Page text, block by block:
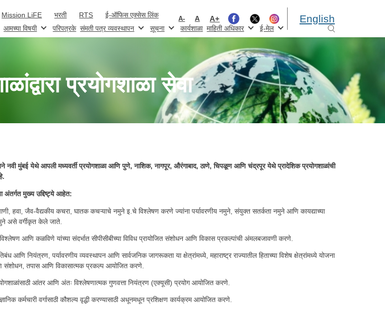
Mission LiFE भरती RTS ई-ऑफिस एक्सेस लिंक A- A A+ English
आमच्या विषयी परिपत्रके संमती पत्र व्यवस्थापन सूचना कार्यशाळा माहिती अधिकार ई-मेल
प्रयोगशाळा सेवा
नवी मुंबई येथे आपली मध्यवर्ती प्रयोगशाळा आणि पुणे, नाशिक, नागपूर, औरंगाबाद, ठाणे, चिपळूण आणि चंद्रपूर येथे प्रादेशिक प्रयोगशाळांची
अंतर्गत मुख्य उद्दिष्ट्ये आहेत:
हवा, जैव-वैद्यकीय कचरा, घातक कचऱ्याचे नमुने इ.चे विश्लेषण करणे ज्यांना पर्यावरणीय नमुने, संयुक्त सतर्कता नमुने आणि कायद्याच्या
असे वर्गीकृत केले जाते.
आणि कळविणे यांच्या संदर्भात सीपीसीबीच्या विविध प्रायोजित संशोधन आणि विकास प्रकल्पांची अंमलबजावणी करणे.
आणि नियंत्रण, पर्यावरणीय व्यवस्थापन आणि सार्वजनिक जागरूकता या क्षेत्रांमध्ये, महाराष्ट्र राज्यातील हिताच्या विशेष क्षेत्रांमध्ये योजना
तपास आणि विकासात्मक प्रकल्प आयोजित करणे.
आंतर आणि अंतः विश्लेषणात्मक गुणवत्ता नियंत्रण (एक्यूसी) प्रयोग आयोजित करणे.
कर्मचारी वर्गासाठी कौशल्य वृद्धी करण्यासाठी अधूनमधून प्रशिक्षण कार्यक्रम आयोजित करणे.